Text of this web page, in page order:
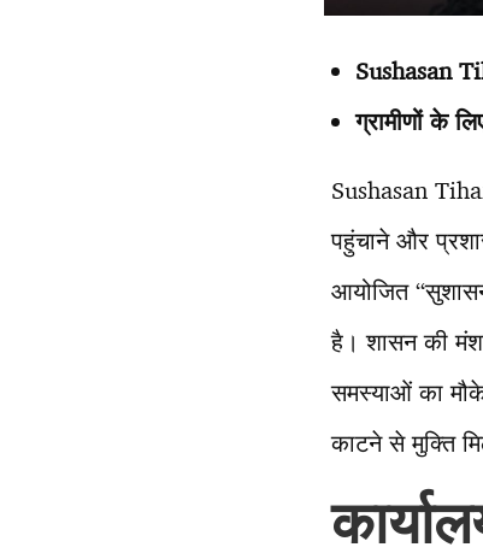
Sushasan
ग्रामीणों के
Sushasan
पहुंचाने और
आयोजित
है। शासन की
समस्याओं का
काटने से मुक्ति